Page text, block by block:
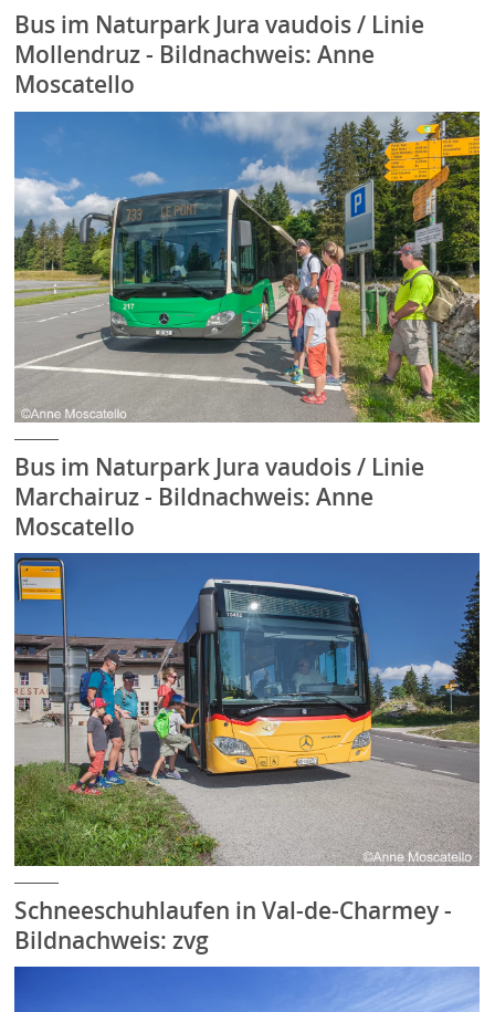
Bus im Naturpark Jura vaudois / Linie
Mollendruz - Bildnachweis: Anne
Moscatello
Bus im Naturpark Jura vaudois / Linie
Marchairuz - Bildnachweis: Anne
Moscatello
Schneeschuhlaufen in Val-de-Charmey -
Bildnachweis: zvg